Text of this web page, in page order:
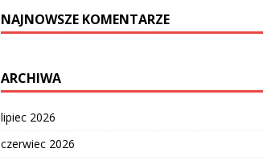
NAJNOWSZE KOMENTARZE
ARCHIWA
lipiec 2026
czerwiec 2026